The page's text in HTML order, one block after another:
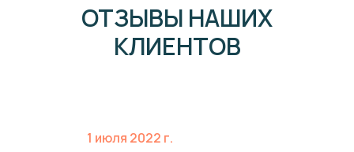
ОТЗЫВЫ НАШИХ
КЛИЕНТОВ
1 июля 2022 г.